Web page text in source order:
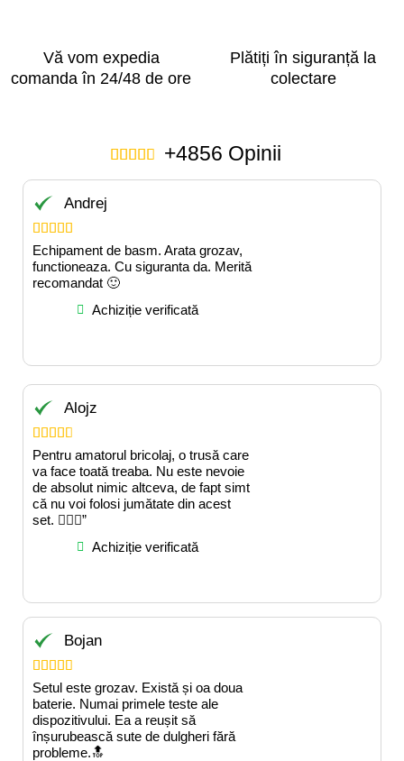
Vă vom expedia
comanda în 24/48 de ore
Plătiți în siguranță la
colectare
 +4856 Opinii
Andrej
    
Echipament de basm. Arata grozav,
functioneaza. Cu siguranta da. Merită
recomandat 🙂
Achiziție verificată
Alojz
    
Pentru amatorul bricolaj, o trusă care
va face toată treaba. Nu este nevoie
de absolut nimic altceva, de fapt simt
că nu voi folosi jumătate din acest
set. 👍🏻😍”
Achiziție verificată
Bojan
    
Setul este grozav. Există și oa doua
baterie. Numai primele teste ale
dispozitivului. Ea a reușit să
înșurubească sute de dulgheri fără
probleme.🔝